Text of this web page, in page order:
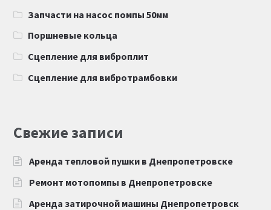
Запчасти на насос помпы 50мм
Поршневые кольца
Сцепление для виброплит
Сцепление для вибротрамбовки
Свежие записи
Аренда тепловой пушки в Днепропетровске
Ремонт мотопомпы в Днепропетровске
Аренда затирочной машины Днепропетровск